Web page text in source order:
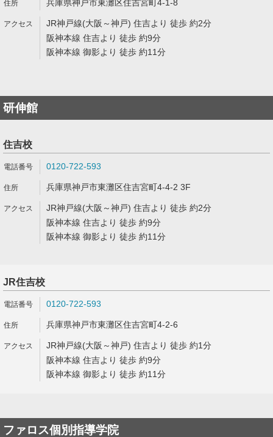
兵庫県神戸市東灘区住吉宮町4-1-8
JR神戸線(大阪～神戸) 住吉より 徒歩 約2分
阪神本線 住吉より 徒歩 約9分
阪神本線 御影より 徒歩 約11分
研伸館
住吉校
0120-722-593
兵庫県神戸市東灘区住吉宮町4-4-2 3F
JR神戸線(大阪～神戸) 住吉より 徒歩 約2分
阪神本線 住吉より 徒歩 約9分
阪神本線 御影より 徒歩 約11分
JR住吉校
0120-722-593
兵庫県神戸市東灘区住吉宮町4-2-6
JR神戸線(大阪～神戸) 住吉より 徒歩 約1分
阪神本線 住吉より 徒歩 約9分
阪神本線 御影より 徒歩 約11分
ファロス個別指導学院